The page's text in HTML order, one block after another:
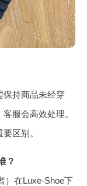
保持商品未经穿
服会高效处理。
区别。
？
）在Luxe-Shoe下